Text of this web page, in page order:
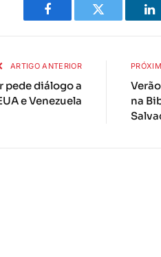
Facebook Twitter
ARTIGO ANTERIOR
pede diálogo a
e Venezuela
na